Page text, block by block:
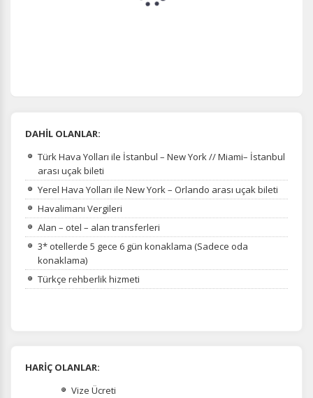
DAHİL OLANLAR:
Türk Hava Yolları ile İstanbul – New York // Miami– İstanbul
arası uçak bileti
Yerel Hava Yolları ile New York – Orlando arası uçak bileti
Havalimanı Vergileri
Alan – otel – alan transferleri
3* otellerde 5 gece 6 gün konaklama (Sadece oda
konaklama)
Türkçe rehberlik hizmeti
HARİÇ OLANLAR:
Vize Ücreti